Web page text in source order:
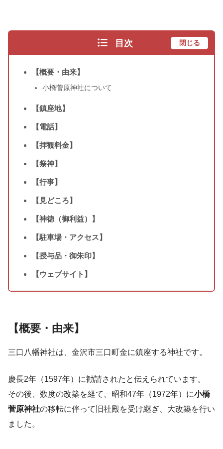
目次 閉じる
【概要・由来】
小橋菅原神社について
【鎮座地】
【電話】
【拝観料金】
【祭神】
【行事】
【見どころ】
【神徳（御利益）】
【駐車場・アクセス】
【授与品・御朱印】
【ウェブサイト】
【概要・由来】
三口八幡神社は、金沢市三口町金に鎮座する神社です。
慶長2年（1597年）に勧請されたと伝えられています。
その後、数度の改築を経て、昭和47年（1972年）に小橋
菅原神社の移転に伴って旧社殿を受け継ぎ、大改築を行い
ました。